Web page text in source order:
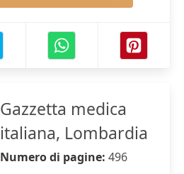
Gazzetta medica
italiana, Lombardia
Numero di pagine: 496